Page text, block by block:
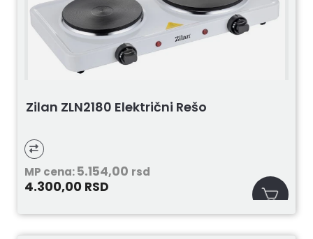
Zilan ZLN2180 Električni Rešo
MP cena:5.154,00 rsd
4.300,00 RSD